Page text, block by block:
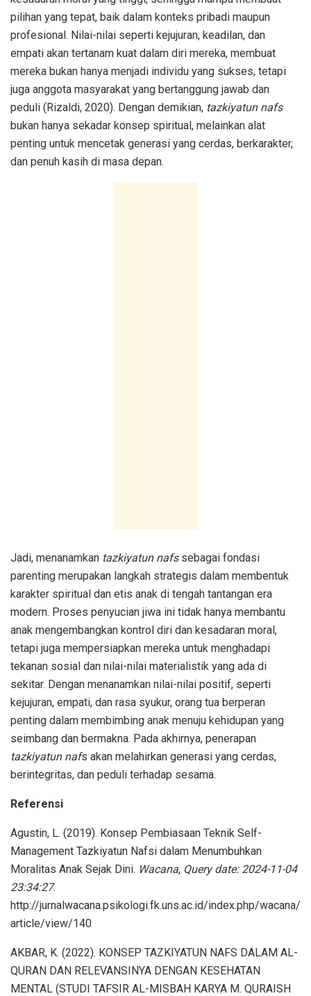
pilihan yang tepat, baik dalam konteks pribadi maupun
profesional. Nilai-nilai seperti kejujuran, keadilan, dan
empati akan tertanam kuat dalam diri mereka, membuat
mereka bukan hanya menjadi individu yang sukses, tetapi
juga anggota masyarakat yang bertanggung jawab dan
peduli (Rizaldi, 2020). Dengan demikian, tazkiyatun nafs
bukan hanya sekadar konsep spiritual, melainkan alat
penting untuk mencetak generasi yang cerdas, berkarakter,
dan penuh kasih di masa depan.
Jadi, menanamkan tazkiyatun nafssebagai fondasi
parenting merupakan langkah strategis dalam membentuk
karakter spiritual dan etis anak di tengah tantangan era
modern. Proses penyucian jiwa ini tidak hanya membantu
anak mengembangkan kontrol diri dan kesadaran moral,
tetapi juga mempersiapkan mereka untuk menghadapi
tekanan sosial dan nilai-nilai materialistik yang ada di
sekitar. Dengan menanamkan nilai-nilai positif, seperti
kejujuran, empati, dan rasa syukur, orang tua berperan
penting dalam membimbing anak menuju kehidupan yang
seimbang dan bermakna. Pada akhirnya, penerapan
tazkiyatun nafs akan melahirkan generasi yang cerdas,
berintegritas, dan peduli terhadap sesama.
Referensi
Agustin, L. (2019). Konsep Pembiasaan Teknik Self-
Management Tazkiyatun Nafsi dalam Menumbuhkan
Moralitas Anak Sejak Dini. Wacana, Query date: 2024-11-04
23:34:27.
http://jurnalwacana.psikologi.fk.uns.ac.id/index.php/wacana/
article/view/140
AKBAR, K. (2022). KONSEP TAZKIYATUN NAFS DALAM AL-
QURAN DAN RELEVANSINYA DENGAN KESEHATAN
MENTAL (STUDI TAFSIR AL-MISBAH KARYA M. QURAISH